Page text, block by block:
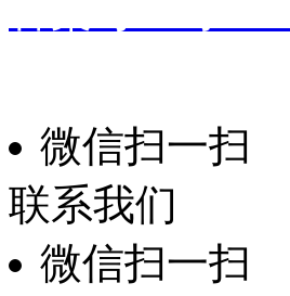
微信扫一扫
联系我们
微信扫一扫